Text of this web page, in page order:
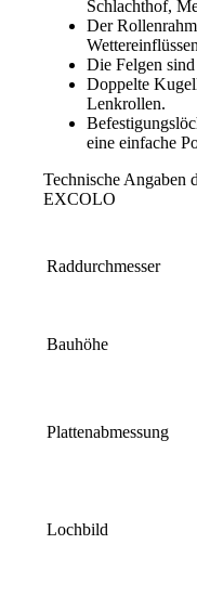
Schlachthof,
Der
Die Felgen
Doppelte
Lenkrollen.
eine einfache
Technische Angaben
EXCOLO
Raddurchmesser
Bauhöhe
Plattenabmessung
Lochbild